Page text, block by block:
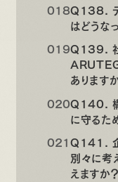
Q138.
はどうな
Q139. 社
あります
Q140. 構
に守るた
Q141. 企
別々に考
えますか？